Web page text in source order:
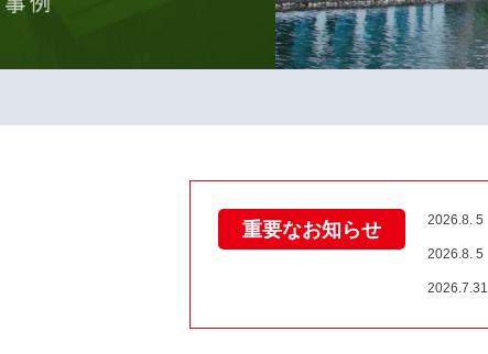
ン
重要なお知らせ 2026.8. 5
2026.8. 5
2026.7.31